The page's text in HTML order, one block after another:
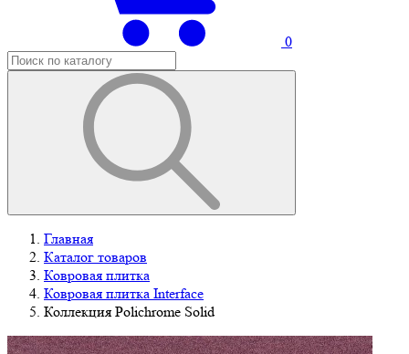
0
Главная
Каталог товаров
Ковровая плитка
Ковровая плитка Interface
Коллекция Polichrome Solid